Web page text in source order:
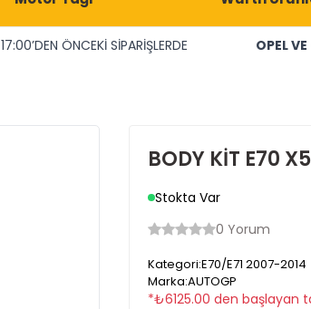
ÖNCEKİ SİPARİŞLERDE OPEL
BODY KİT E70
Stokta Var
0 Yorum
Kategori:E70/E71 2007-2014
Marka:AUTOGP
*₺6125.00 den başlayan